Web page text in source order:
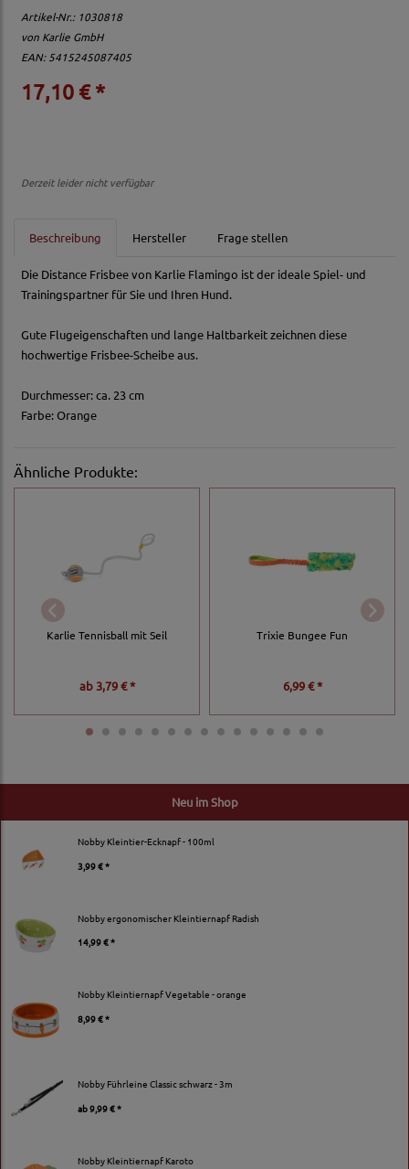
Neu im Shop
Nobby Kleintier-Ecknapf - 100ml
3,99 € *
Nobby ergonomischer Kleintiernapf Radish
14,99 € *
Nobby Kleintiernapf Vegetable - orange
8,99 € *
Nobby Führleine Classic schwarz - 3m
ab9,99 € *
Nobby Kleintiernapf Karoto
Artikel-Nr.: 1030818
von Karlie GmbH
EAN: 5415245087405
17,10 € *
Derzeit leider nicht verfügbar
Beschreibung Hersteller Frage stellen
Die Distance Frisbee von Karlie Flamingo ist der ideale Spiel- und
Trainingspartner für Sie und Ihren Hund.
Gute Flugeigenschaften und lange Haltbarkeit zeichnen diese
hochwertige Frisbee-Scheibe aus.
Durchmesser: ca. 23 cm
Farbe: Orange
Ähnliche Produkte:
Karlie Tennisball mit Seil
ab3,79 € *
Trixie Bungee Fun
6,99 € *